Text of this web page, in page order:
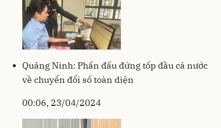
Quảng Ninh: Phấn đấu đứng tốp đầu cả nước
về chuyển đổi số toàn diện
00:06, 23/04/2024